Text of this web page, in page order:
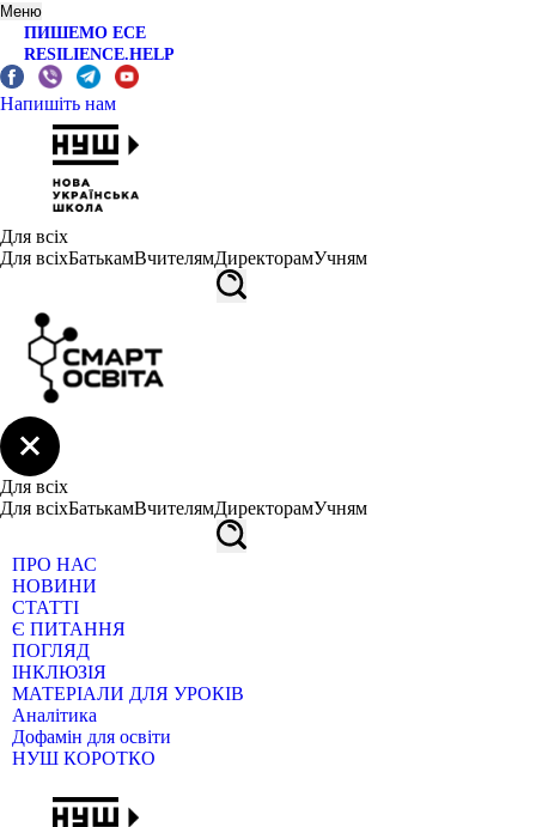
Меню
ПИШЕМО ЕСЕ
RESILIENCE.HELP
Напишіть нам
Для всіх
Для всіхБатькамВчителямДиректорамУчням
Для всіх
Для всіхБатькамВчителямДиректорамУчням
ПРО НАС
НОВИНИ
СТАТТІ
Є ПИТАННЯ
ПОГЛЯД
ІНКЛЮЗІЯ
МАТЕРІАЛИ ДЛЯ УРОКІВ
Аналітика
Дофамін для освіти
НУШ КОРОТКО